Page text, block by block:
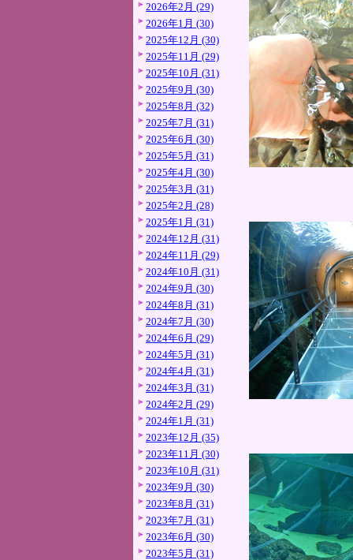
2026年2月 (29)
2026年1月 (30)
2025年12月 (30)
2025年11月 (29)
2025年10月 (31)
2025年9月 (30)
2025年8月 (32)
2025年7月 (31)
2025年6月 (30)
2025年5月 (31)
2025年4月 (30)
2025年3月 (31)
2025年2月 (28)
2025年1月 (31)
2024年12月 (31)
2024年11月 (29)
2024年10月 (31)
2024年9月 (30)
2024年8月 (31)
2024年7月 (30)
2024年6月 (29)
2024年5月 (31)
2024年4月 (31)
2024年3月 (31)
2024年2月 (29)
2024年1月 (31)
2023年12月 (35)
2023年11月 (30)
2023年10月 (31)
2023年9月 (30)
2023年8月 (31)
2023年7月 (31)
2023年6月 (30)
2023年5月 (31)